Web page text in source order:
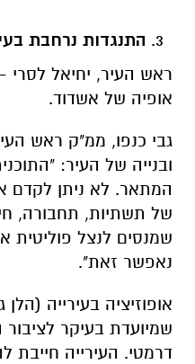
התנגדות נרחבת
ראש העיר, יחיאל לסרי -
אופיה של אשדוד.
גבי כנפו, ממ"ק ראש
ובנייה של העיר:
המתאר. לא ניתן לקדם
של תשתיות, תחבורה,
שמנסים לנצל פוליטית
נאפשר זאת".
אופוזיציה בעירייה
שמיועדת בעיקר לציבור
דרמטי. העירייה חייבת